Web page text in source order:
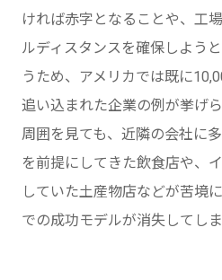
ければ赤字となることや、工
ルディスタンスを確保しよう
うため、アメリカでは既に
追い込まれた企業の例が挙げ
周囲を見ても、近隣の会社に
を前提にしてきた飲食店や、
していた土産物店などが苦境
での成功モデルが消失してし